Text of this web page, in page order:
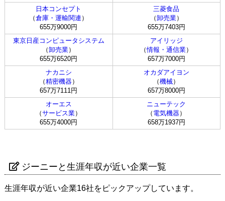
日本コンセプト
（倉庫・運輸関連 ）
655万9000円
三菱食品
（卸売業）
655万7403円
東京日産コンピュータシステム
（卸売業）
655万6520円
アイリッジ
（情報・通信業）
657万7000円
ナカニシ
（精密機器）
657万7111円
オカダアイヨン
（機械）
657万8000円
オーエス
（サービス業）
655万4000円
ニューテック
（ 電気機器）
658万1937円
ジーニーと生涯年収が近い企業一覧
生涯年収が近い企業16社をピックアップしています。